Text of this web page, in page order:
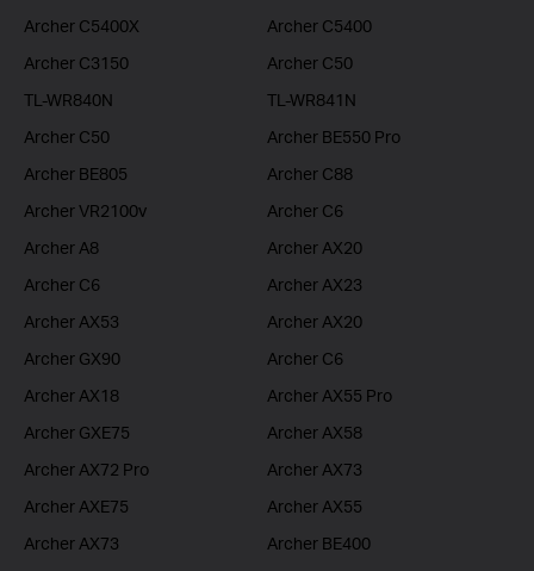
Archer C5400X
Archer C5400
Archer C3150
Archer C50
TL-WR840N
TL-WR841N
Archer C50
Archer BE550 Pro
Archer BE805
Archer C88
Archer VR2100v
Archer C6
Archer A8
Archer AX20
Archer C6
Archer AX23
Archer AX53
Archer AX20
Archer GX90
Archer C6
Archer AX18
Archer AX55 Pro
Archer GXE75
Archer AX58
Archer AX72 Pro
Archer AX73
Archer AXE75
Archer AX55
Archer AX73
Archer BE400